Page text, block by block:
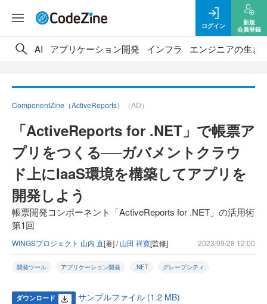
ログイン
新規
会員登録
AI アプリケーション開発 インフラ エンジニアの生き
ComponentZine（ActiveReports） （AD）
「ActiveReports for .NET」で帳票ア
プリをつくる──ガバメントクラウ
ド上にIaaS環境を構築してアプリを
開発しよう
帳票開発コンポーネント「ActiveReports for .NET」の活用術
第1回
WINGSプロジェクト 山内 直[著] /山田 祥寛[監修] 2023/09/28 12:00
開発ツール アプリケーション開発 .NET グレープシティ
ダウンロード サンプルファイル (1.2 MB)